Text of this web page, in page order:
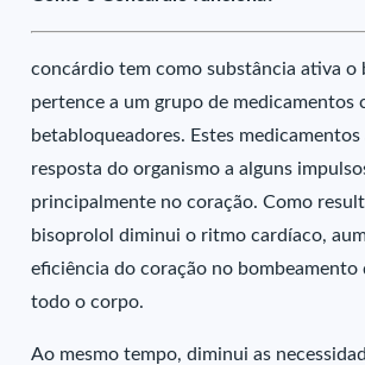
concárdio tem como substância ativa o
pertence a um grupo de medicamentos
betabloqueadores. Estes medicamentos
resposta do organismo a alguns
principalmente no coração. Como
bisoprolol diminui o ritmo cardíaco,
eficiência do coração no bombeamento
todo o corpo.
Ao mesmo tempo, diminui as